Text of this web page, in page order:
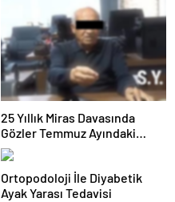
25 Yıllık Miras Davasında
Gözler Temmuz Ayındaki
Karar Duruşmasına Çevrildi
Ortopodoloji İle Diyabetik
Ayak Yarası Tedavisi